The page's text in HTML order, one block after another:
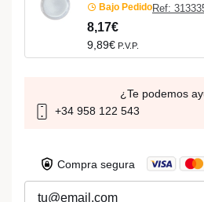
Bajo PedidoRef:
8,17€
9,89€ P.V.P.
¿Te podemos
+34 958 122 543
Compra segura